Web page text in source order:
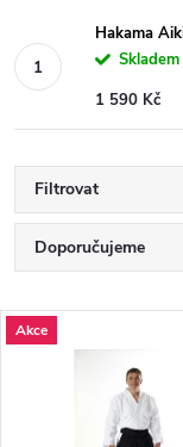
Hakama
Skladem
1 590 Kč
Filtrovat
Ř
a
Doporučujeme
Nejdražší
Nejprodávanější
V
Akce